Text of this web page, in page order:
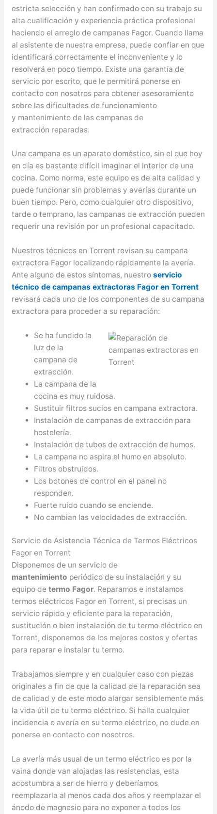
estricta selección y han confirmado con su trabajo su
alta cualificación y experiencia práctica profesional
haciendo el arreglo de campanas Fagor. Cuando llama
al asistente de nuestra empresa, puede confiar en que
identificará correctamente el inconveniente y lo
resolverá en poco tiempo. Existe una garantía de
servicio por escrito, que le permitirá ponerse en
contacto con nosotros para obtener asesoramiento
sobre las dificultades de funcionamiento
y mantenimiento de las campanas de
extracción reparadas.
Una campana es un aparato doméstico, sin el que hoy
en día es bastante difícil imaginar el interior de una
cocina. Como norma, este equipo es de alta calidad y
puede funcionar sin problemas y averías durante un
buen tiempo. Pero, como cualquier otro dispositivo,
tarde o temprano, las campanas de extracción pueden
requerir una revisión por un profesional capacitado.
Nuestros técnicos en Torrent revisan su campana
extractora Fagor localizando rápidamente la avería.
Ante alguno de estos síntomas, nuestro servicio
técnico de campanas extractoras Fagor en Torrent
revisará cada uno de los componentes de su campana
extractora para proceder a su reparación:
Se ha fundido la
luz de la
campana de
extracción.
La campana de la
cocina es muy ruidosa.
Sustituir filtros sucios en campana extractora.
Instalación de campanas de extracción para
hostelería.
Instalación de tubos de extracción de humos.
La campana no aspira el humo en absoluto.
Filtros obstruidos.
Los botones de control en el panel no
responden.
Fuerte ruido cuando se enciende.
No cambian las velocidades de extracción.
Servicio de Asistencia Técnica de Termos Eléctricos
Fagor en Torrent
Disponemos de un servicio de
mantenimiento periódico de su instalación y su
equipo de termo Fagor. Reparamos e instalamos
termos eléctricos Fagor en Torrent, si precisas un
servicio rápido y eficiente para la reparación,
sustitución o bien instalación de tu termo eléctrico en
Torrent, disponemos de los mejores costos y ofertas
para reparar e instalar tu termo.
Trabajamos siempre y en cualquier caso con piezas
originales a fin de que la calidad de la reparación sea
de calidad y de este modo alargar sensiblemente más
la vida útil de tu termo eléctrico. Si halla cualquier
incidencia o avería en su termo eléctrico, no dude en
ponerse en contacto con nosotros.
La avería más usual de un termo eléctrico es por la
vaina donde van alojadas las resistencias, esta
acostumbra a ser de hierro y deberíamos
reemplazarla al menos cada dos años y reemplazar el
ánodo de magnesio para no exponer a todos los